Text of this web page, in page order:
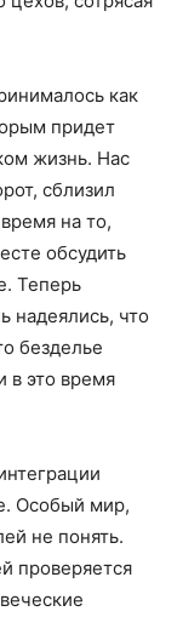
как
придет
жизнь. Нас
сблизил
на то,
обсудить
Теперь
надеялись, что
безделье
в это время
Особый мир,
не понять.
проверяется